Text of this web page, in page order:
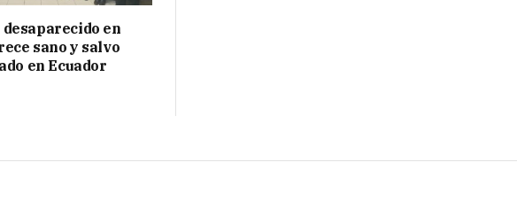
en
sano y salvo
en Ecuador